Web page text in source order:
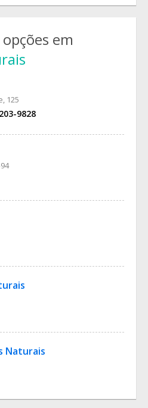
em
125
9828
Naturais